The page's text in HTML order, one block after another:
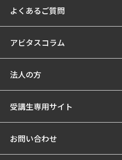
よくあるご質問
アビタスコラム
法人の方
受講生専用サイト
お問い合わせ